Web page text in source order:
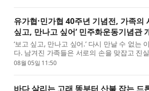
유가협·민가협 40주년 기념전, 가족
싶고, 만나고 싶어’ 민주화운동기념관
‘보고 싶고, 만나고 싶어.’ 다시 만날 수 없
다. 남겨진 가족들은 서로의 손을 맞잡고 진
과 실천은 어느덧 민주주의를 지...
08월 05일 11:50
바다 살리는 고래 똥부터 산불 잡는